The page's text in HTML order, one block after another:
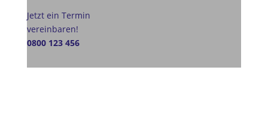
Jetzt ein Termin
vereinbaren!
0800 123 456